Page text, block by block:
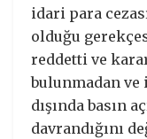
idari para
olduğu
reddetti ve
bulunmadan
dışında basın
davrandığını